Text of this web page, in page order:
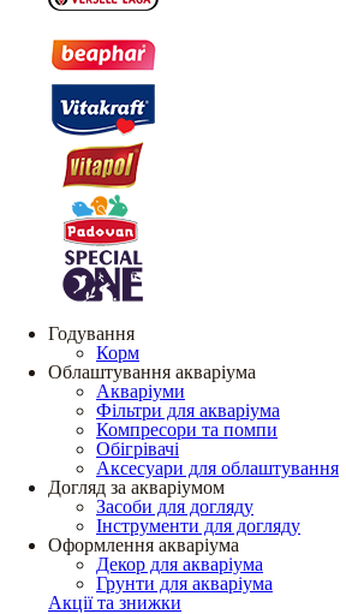
Годування
Корм
Облаштування акваріума
Акваріуми
Фільтри для акваріума
Компресори та помпи
Обігрівачі
Аксесуари для облаштування
Догляд за акваріумом
Засоби для догляду
Інструменти для догляду
Оформлення акваріума
Декор для акваріума
Грунти для акваріума
Акції та знижки